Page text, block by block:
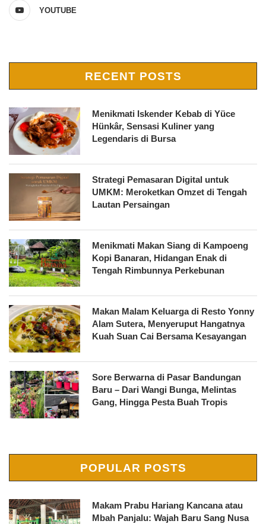
YOUTUBE
RECENT POSTS
Menikmati Iskender Kebab di Yüce
Hünkâr, Sensasi Kuliner yang
Legendaris di Bursa
Strategi Pemasaran Digital untuk
UMKM: Meroketkan Omzet di Tengah
Lautan Persaingan
Menikmati Makan Siang di Kampoeng
Kopi Banaran, Hidangan Enak di
Tengah Rimbunnya Perkebunan
Makan Malam Keluarga di Resto Yonny
Alam Sutera, Menyeruput Hangatnya
Kuah Suan Cai Bersama Kesayangan
Sore Berwarna di Pasar Bandungan
Baru – Dari Wangi Bunga, Melintas
Gang, Hingga Pesta Buah Tropis
POPULAR POSTS
Makam Prabu Hariang Kancana atau
Mbah Panjalu: Wajah Baru Sang Nusa